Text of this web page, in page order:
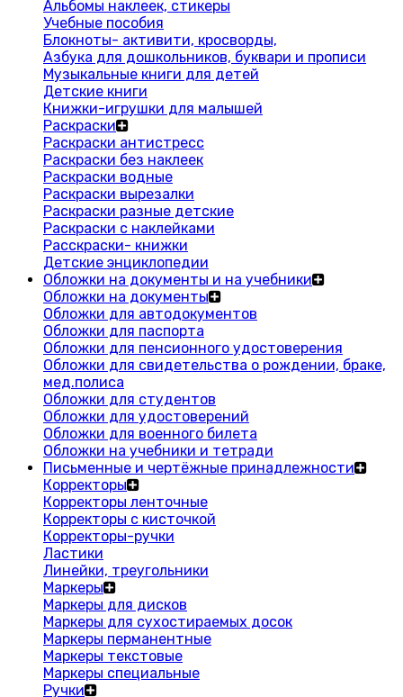
Альбомы наклеек, стикеры
Учебные пособия
Блокноты- активити, кросворды,
Азбука для дошкольников, буквари и прописи
Музыкальные книги для детей
Детские книги
Книжки-игрушки для малышей
Раскраски
Раскраски антистресс
Раскраски без наклеек
Раскраски водные
Раскраски вырезалки
Раскраски разные детские
Раскраски с наклейками
Расскраски- книжки
Детские энциклопедии
Обложки на документы и на учебники
Обложки на документы
Обложки для автодокументов
Обложки для паспорта
Обложки для пенсионного удостоверения
Обложки для свидетельства о рождении, браке,
мед.полиса
Обложки для студентов
Обложки для удостоверений
Обложки для военного билета
Обложки на учебники и тетради
Письменные и чертёжные принадлежности
Корректоры
Корректоры ленточные
Корректоры с кисточкой
Корректоры-ручки
Ластики
Линейки, треугольники
Маркеры
Маркеры для дисков
Маркеры для сухостираемых досок
Маркеры перманентные
Маркеры текстовые
Маркеры специальные
Ручки